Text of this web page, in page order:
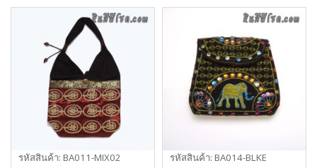
รหัสสินค้า: BA011-MIX02
รหัสสินค้า: BA014-BLKE